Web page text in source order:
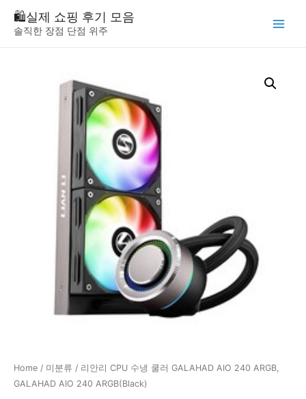
🛍️실제 쇼핑 후기 모음
솔직한 장점 단점 위주
Home / 미분류 / 리안리 CPU 수냉 쿨러 GALAHAD AIO 240 ARGB,
GALAHAD AIO 240 ARGB(Black)